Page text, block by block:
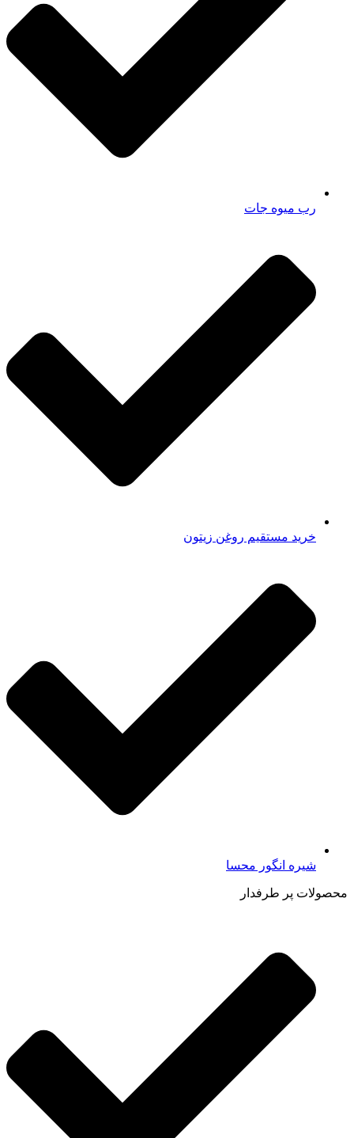
رب میوه جات
خرید مستقیم روغن زیتون
شیره انگور محسا
محصولات پر طرفدار